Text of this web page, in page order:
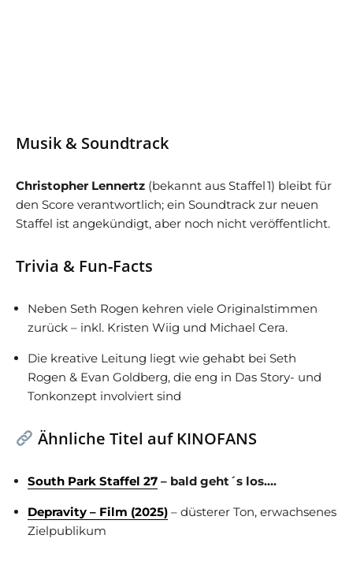
Musik & Soundtrack
Christopher Lennertz (bekannt aus Staffel 1) bleibt für
den Score verantwortlich; ein Soundtrack zur neuen
Staffel ist angekündigt, aber noch nicht veröffentlicht.
Trivia & Fun-Facts
Neben Seth Rogen kehren viele Originalstimmen
zurück – inkl. Kristen Wiig und Michael Cera.
Die kreative Leitung liegt wie gehabt bei Seth
Rogen & Evan Goldberg, die eng in Das Story- und
Tonkonzept involviert sind
Ähnliche Titel auf KINOFANS
South Park Staffel 27 – bald geht´s los….
Depravity – Film (2025) – düsterer Ton, erwachsenes
Zielpublikum